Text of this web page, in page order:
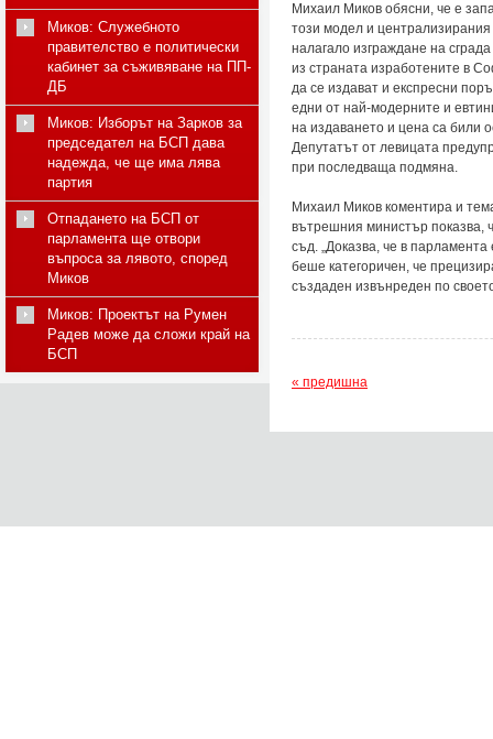
Михаил Миков обясни, че е
този модел и централизирания
налагало изграждане на
из страната изработените в
да се издават и експресни
едни от най-модерните и
на издаването и цена са били
Депутатът от левицата
при последваща подмяна.
Михаил Миков коментира и
вътрешния министър показва,
съд. „Доказва, че в
беше категоричен, че
създаден извънреден по
« предишна
Миков: Служебното
правителство е политически
кабинет за съживяване на ПП-
ДБ
Миков: Изборът на Зарков за
председател на БСП дава
надежда, че ще има лява
партия
Отпадането на БСП от
парламента ще отвори
въпроса за лявото, според
Миков
Миков: Проектът на Румен
Радев може да сложи край на
БСП